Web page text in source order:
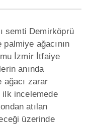
semti Demirköprü
ağacının
İzmir İtfaiye
anında
ağacı zarar
incelemede
atılan
üzerinde